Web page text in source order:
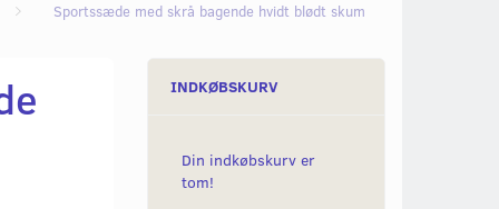
Sportssæde med skrå bagende hvidt blødt skum
INDKØBSKURV
Din indkøbskurv er
tom!